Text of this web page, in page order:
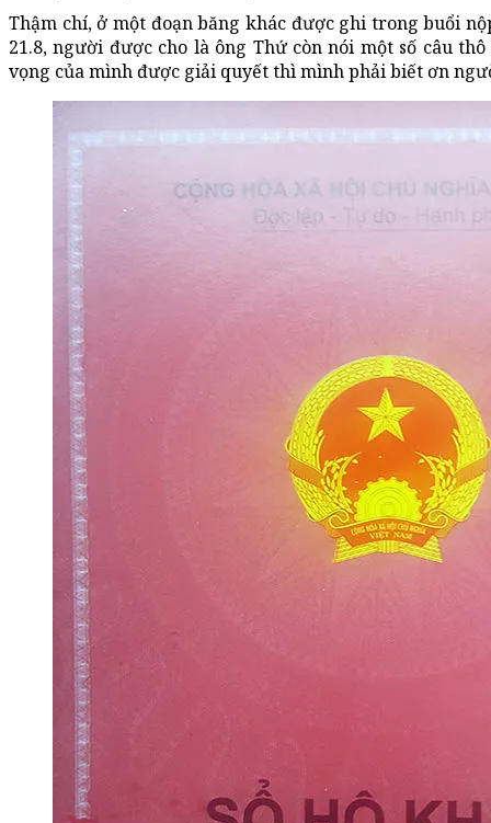
Thậm chí, ở một đoạn băng khác được ghi trong buổi
21.8, người được cho là ông Thứ còn nói một số câu
vọng của mình được giải quyết thì mình phải biết ơn